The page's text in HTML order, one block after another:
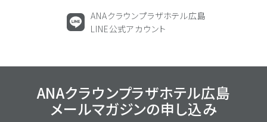
ANAクラウンプラザホテル広島
LINE公式アカウント
ANAクラウンプラザホテル広島
メールマガジンの申し込み